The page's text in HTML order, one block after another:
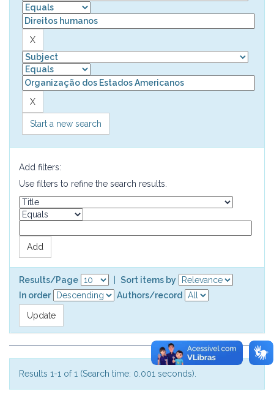
Start a new search
Add filters:
Use filters to refine the search results.
Results/Page
Sort items by
In order
Authors/record
Results 1-1 of 1 (Search time: 0.001 seconds).